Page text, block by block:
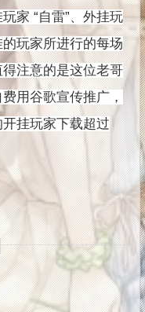
家 “自雷”、外挂玩
玩家所进行的每场
注意的是这位老哥
用谷歌宣传推广，
挂玩家下载超过